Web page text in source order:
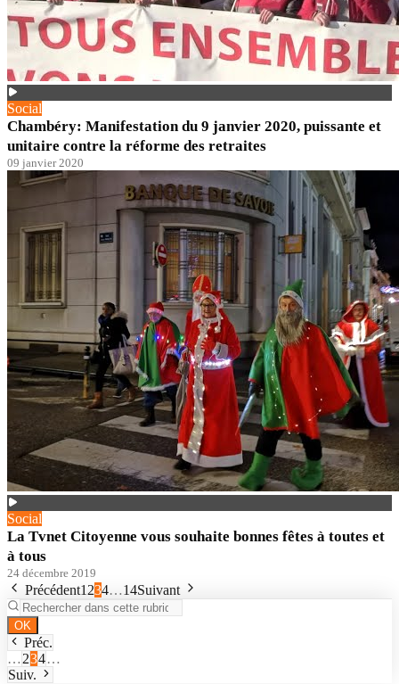
Social
Chambéry: Manifestation du 9 janvier 2020, puissante et
unitaire contre la réforme des retraites
09 janvier 2020
Social
La Tvnet Citoyenne vous souhaite bonnes fêtes à toutes et
à tous
24 décembre 2019
Précédent1234…14Suivant
OK
Préc.
…234…
Suiv.